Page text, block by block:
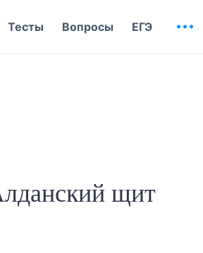
щит
Тесты Вопросы ЕГЭ